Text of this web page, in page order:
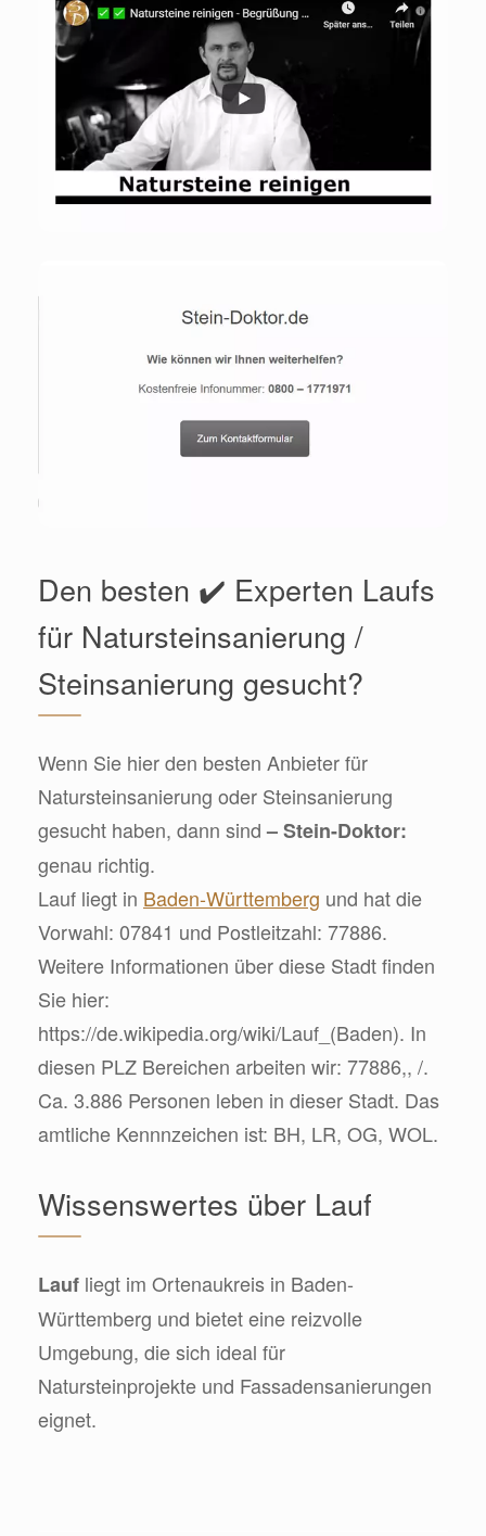
Den besten ✔️ Experten Laufs
für Natursteinsanierung /
Steinsanierung gesucht?
Wenn Sie hier den besten Anbieter für
Natursteinsanierung oder Steinsanierung
gesucht haben, dann sind– Stein-Doktor:
genau richtig.
Lauf liegt in Baden-Württemberg und hat die
Vorwahl: 07841 und Postleitzahl: 77886.
Weitere Informationen über diese Stadt finden
Sie hier:
https://de.wikipedia.org/wiki/Lauf_(Baden). In
diesen PLZ Bereichen arbeiten wir: 77886,, /.
Ca. 3.886 Personen leben in dieser Stadt. Das
amtliche Kennnzeichen ist: BH, LR, OG, WOL.
Wissenswertes über Lauf
Lauf liegt im Ortenaukreis in Baden-
Württemberg und bietet eine reizvolle
Umgebung, die sich ideal für
Natursteinprojekte und Fassadensanierungen
eignet.